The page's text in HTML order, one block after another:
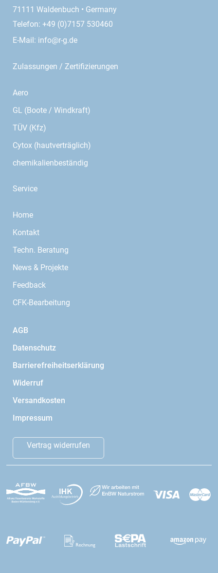
71111 Waldenbuch • Germany
Telefon: +49 (0)7157 530460
E-Mail: info@r-g.de
Zulassungen / Zertifizierungen
Aero
GL (Boote / Windkraft)
TÜV (Kfz)
Cytox (hautverträglich)
chemikalienbeständig
Service
Home
Kontakt
Techn. Beratung
News & Projekte
Feedback
CFK-Bearbeitung
AGB
Datenschutz
Barrierefreiheitserklärung
Widerruf
Versandkosten
Impressum
Vertrag widerrufen